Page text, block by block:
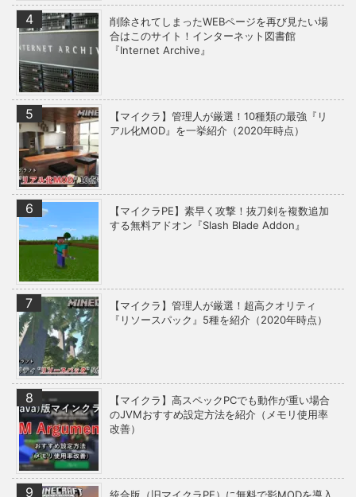
削除されてしまったWEBページを再び見たい場
合はこのサイト！インターネット図書館
『Internet Archive』
【マイクラ】管理人が厳選！10種類の最強『リ
アル化MOD』を一挙紹介（2020年時点）
【マイクラPE】素早く攻撃！抜刀剣を複数追加
する無料アドオン『Slash Blade Addon』
【マイクラ】管理人が厳選！超高クオリティ
『リソースパック』5種を紹介（2020年時点）
【マイクラ】高スペックPCでも動作が重い場合
のJVMおすすめ設定方法を紹介（メモリ使用率
改善）